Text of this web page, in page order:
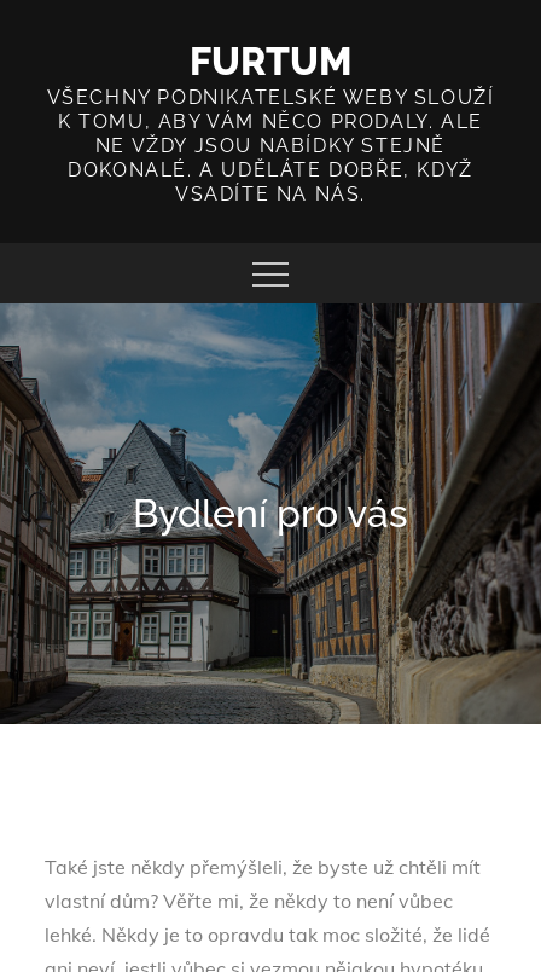
content
FURTUM
VŠECHNY PODNIKATELSKÉ WEBY SLOUŽÍ
K TOMU, ABY VÁM NĚCO PRODALY. ALE
NE VŽDY JSOU NABÍDKY STEJNĚ
DOKONALÉ. A UDĚLÁTE DOBŘE, KDYŽ
VSADÍTE NA NÁS.
Bydlení pro vás
Také jste někdy přemýšleli, že byste už chtěli mít
vlastní dům? Věřte mi, že někdy to není vůbec
lehké. Někdy je to opravdu tak moc složité, že lidé